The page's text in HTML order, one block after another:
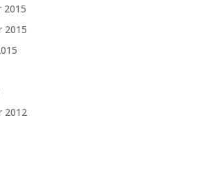
2015
2015
2012